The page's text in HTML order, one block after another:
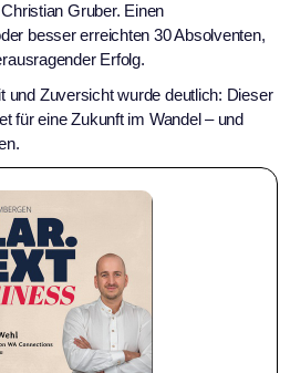
Gruber. Einen
besser erreichten 30 Absolventen,
Erfolg.
und Zuversicht wurde deutlich: Dieser
für eine Zukunft im Wandel – und